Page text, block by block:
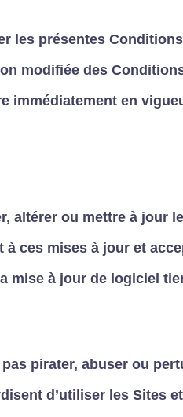
les présentes
modifiée des
immédiatement en
altérer ou mettre à jour
ces mises à jour et
mise à jour de logiciel
pirater, abuser ou
d’utiliser les Sites